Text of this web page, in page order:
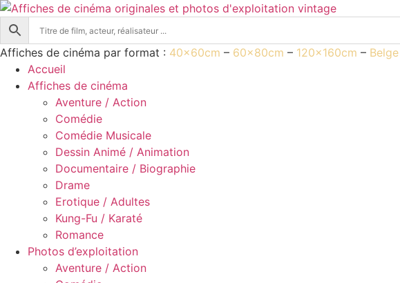
Aller
au
contenu
Affiches de cinéma par format : 40x60cm – 60x80cm – 120x160cm – Belge
Accueil
Affiches de cinéma
Aventure / Action
Comédie
Comédie Musicale
Dessin Animé / Animation
Documentaire / Biographie
Drame
Erotique / Adultes
Kung-Fu / Karaté
Romance
Photos d’exploitation
Aventure / Action